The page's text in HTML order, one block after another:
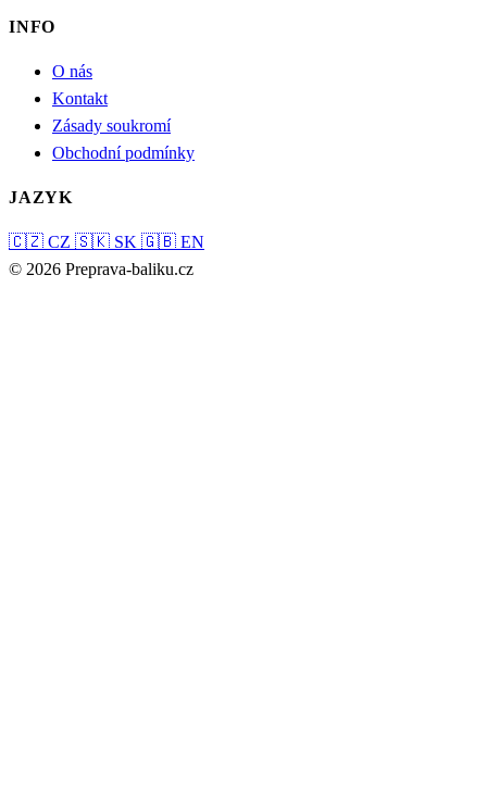
INFO
O nás
Kontakt
Zásady soukromí
Obchodní podmínky
JAZYK
🇨🇿 CZ 🇸🇰 SK 🇬🇧 EN
© 2026 Preprava-baliku.cz